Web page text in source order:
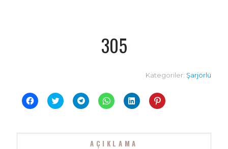
305
Kategoriler: Şarjörlü
Facebook'ta
paylaşmak
pencerede
Twitter
üzerinde
(Yeni
pencerede
Telegram'da
paylaşmak
pencerede
açılır)
WhatsApp'ta
paylaşmak
pencerede
açılır)
Linkedln
üzerinden
(Yeni
Pinterest'te
paylaşmak
pencerede
AÇIKLAMA